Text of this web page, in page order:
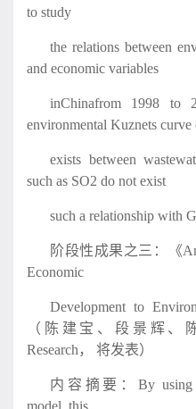
to study
the relations between
and economic variables
inChinafrom 1998 to
environmental Kuznets curve
exists between
such as SO2 do not exist
such a relationship with
阶段性成果之三：《
Economic
Development to
（陈建宝、段景辉、陈
Research， 将发表）
内容摘要：By using